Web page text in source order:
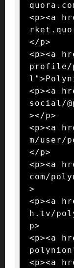
<p><a
</p>
<p><a
profile/
<p><a
social/
></p>
<p><a
m/user/
</p>
<p><a
com/
>
<p><a
h.tv/
p>
<p><a
<p><a